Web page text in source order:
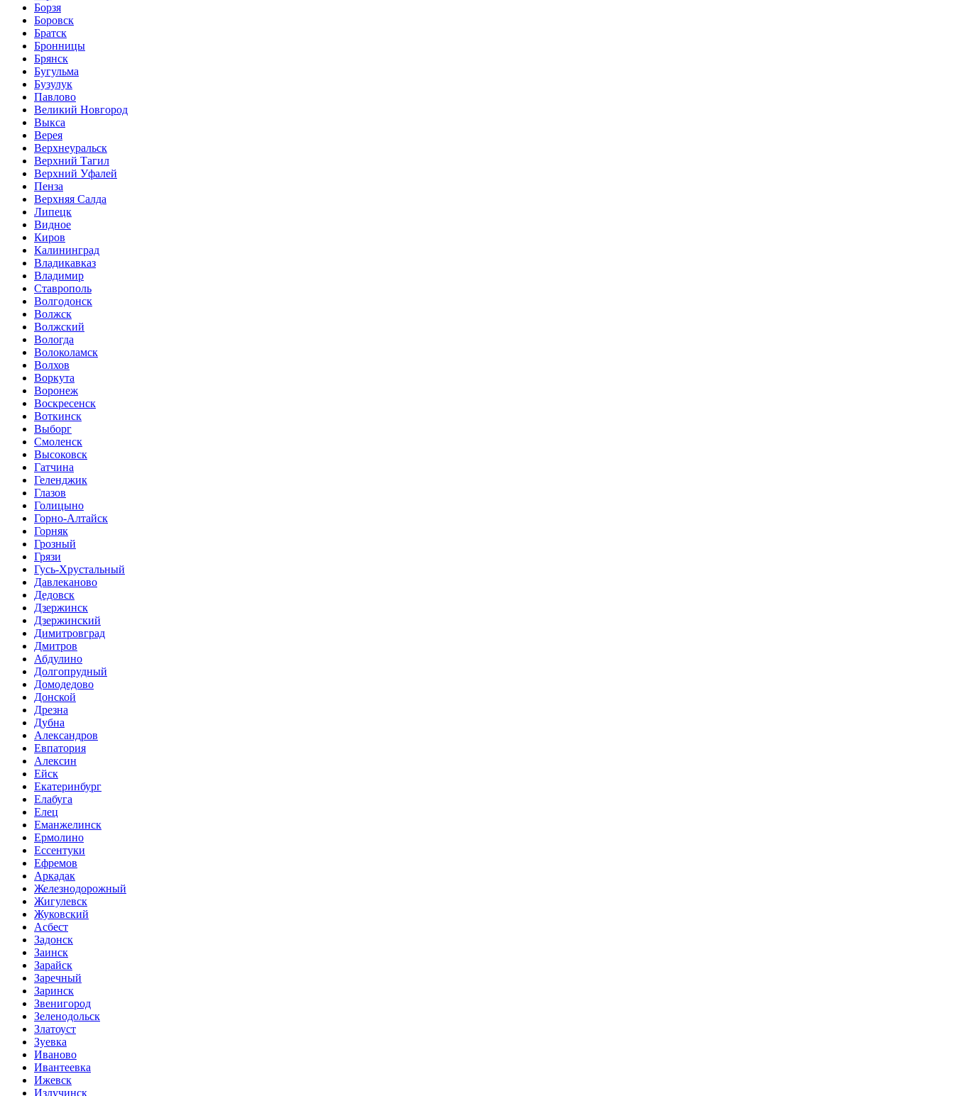
Борзя
Боровск
Братск
Бронницы
Брянск
Бугульма
Бузулук
Павлово
Великий Новгород
Выкса
Верея
Верхнеуральск
Верхний Тагил
Верхний Уфалей
Пенза
Верхняя Салда
Липецк
Видное
Киров
Калининград
Владикавказ
Владимир
Ставрополь
Волгодонск
Волжск
Волжский
Вологда
Волоколамск
Волхов
Воркута
Воронеж
Воскресенск
Воткинск
Выборг
Смоленск
Высоковск
Гатчина
Геленджик
Глазов
Голицыно
Горно-Алтайск
Горняк
Грозный
Грязи
Гусь-Хрустальный
Давлеканово
Дедовск
Дзержинск
Дзержинский
Димитровград
Дмитров
Абдулино
Долгопрудный
Домодедово
Донской
Дрезна
Дубна
Александров
Евпатория
Алексин
Ейск
Екатеринбург
Елабуга
Елец
Еманжелинск
Ермолино
Ессентуки
Ефремов
Аркадак
Железнодорожный
Жигулевск
Жуковский
Асбест
Задонск
Заинск
Зарайск
Заречный
Заринск
Звенигород
Зеленодольск
Златоуст
Зуевка
Иваново
Ивантеевка
Ижевск
Излучинск